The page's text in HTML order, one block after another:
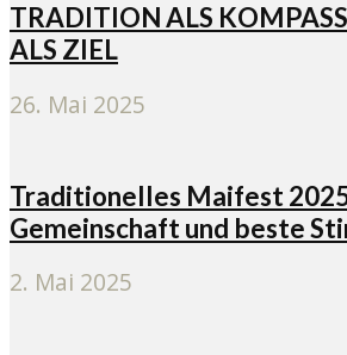
TRADITION ALS
ALS ZIEL
26. Mai 2025
Traditionelles Maifest
Gemeinschaft und beste
2. Mai 2025